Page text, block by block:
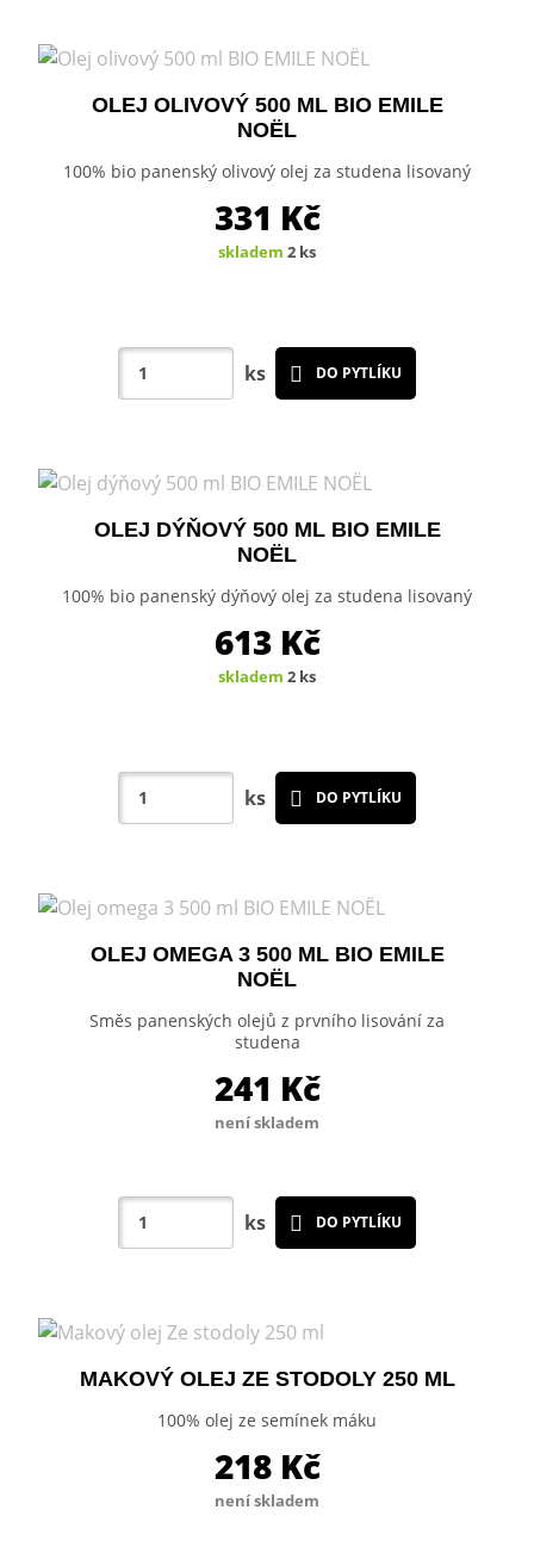
OLEJ OLIVOVÝ 500 ML BIO EMILE
NOËL
100% bio panenský olivový olej za studena lisovaný
331 Kč
skladem 2 ks
ks DO PYTLÍKU
OLEJ DÝŇOVÝ 500 ML BIO EMILE
NOËL
100% bio panenský dýňový olej za studena lisovaný
613 Kč
skladem 2 ks
ks DO PYTLÍKU
OLEJ OMEGA 3 500 ML BIO EMILE
NOËL
Směs panenských olejů z prvního lisování za
studena
241 Kč
není skladem
ks DO PYTLÍKU
MAKOVÝ OLEJ ZE STODOLY 250 ML
100% olej ze semínek máku
218 Kč
není skladem